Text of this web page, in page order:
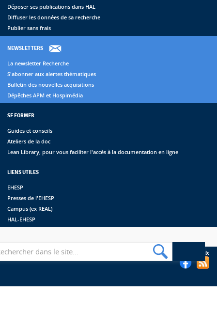
Déposer ses publications dans HAL
Diffuser les données de sa recherche
Publier sans frais
NEWSLETTERS
La newsletter Recherche
S'abonner aux alertes thématiques
Bulletin des nouvelles acquisitions
Dépêches APM et Hospimédia
SE FORMER
Guides et conseils
Ateliers de la doc
Lean Library, pour vous faciliter l'accès à la documentation en ligne
LIENS UTILES
EHESP
Presses de l'EHESP
Campus (ex REAL)
HAL-EHESP
Suivez les bibliothèques de l'EHESP sur les réseaux sociaux